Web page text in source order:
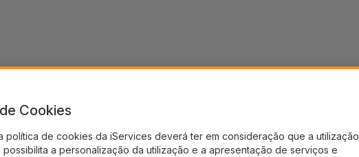
Cookies
política de cookies da iServices deverá ter em consideração que a utilização
a personalização da utilização e a apresentação de serviços e